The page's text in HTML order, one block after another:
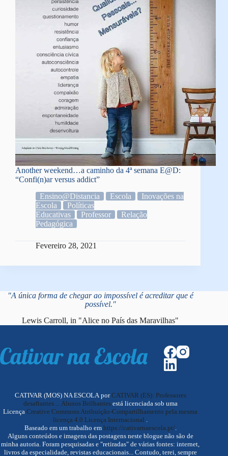
Another weekend…a caminho da 4ª semana E@D:
“Confi(n)ar versus addict”
Ensino@Distancia
Escola
Inovações na
Escola
Políticas
Educativas
Professor
Relação
Pedagógica
Fevereiro 28, 2021
"A única forma de chegar ao impossível é acreditar que é
possível."
Lewis Carroll, in "Alice no País das Maravilhas"
CATIVAR (MOS) NA ESCOLA porCATIVAR (ES): Professores
desafiantes ... Alunos Brilhantesestá licenciada sob uma
LicençaCreative Commons Atribuição-Compartilhamento pela mesma
licença 4.0 Licença Internacional
Baseado em um trabalho em https://cativarnaescola.pt/.
Alguns conteúdos e imagens das postagens neste blogue não são de
minha autoria. Foram pesquisadas e "retiradas" de várias fontes: internet,
livros da especialidade, revistas educacionais... Contudo, terei, sempre